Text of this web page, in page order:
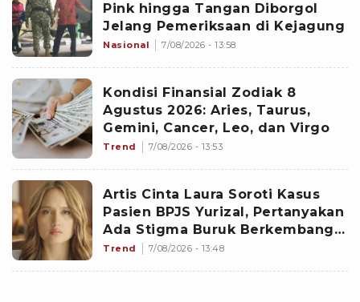
Pink hingga Tangan Diborgol
Jelang Pemeriksaan di Kejagung
Nasional 7/08/2026 - 13:58
Kondisi Finansial Zodiak 8
Agustus 2026: Aries, Taurus,
Gemini, Cancer, Leo, dan Virgo
Trend 7/08/2026 - 13:53
Artis Cinta Laura Soroti Kasus
Pasien BPJS Yurizal, Pertanyakan
Ada Stigma Buruk Berkembang
di Masyarakat
Trend 7/08/2026 - 13:48